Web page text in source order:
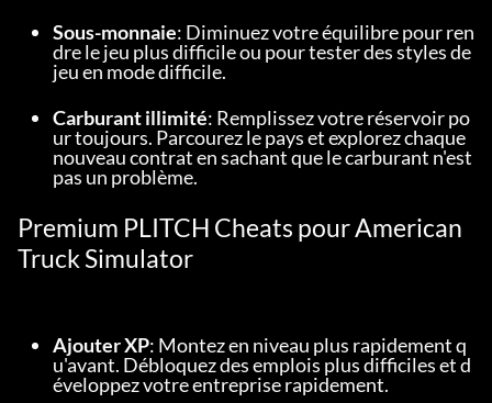
Sous-monnaie: Diminuez votre équilibre pour ren
dre le jeu plus difficile ou pour tester des styles de
jeu en mode difficile.
Carburant illimité: Remplissez votre réservoir po
ur toujours. Parcourez le pays et explorez chaque
nouveau contrat en sachant que le carburant n'est
pas un problème.
Premium PLITCH Cheats pour American
Truck Simulator
Ajouter XP: Montez en niveau plus rapidement q
u'avant. Débloquez des emplois plus difficiles et d
éveloppez votre entreprise rapidement.